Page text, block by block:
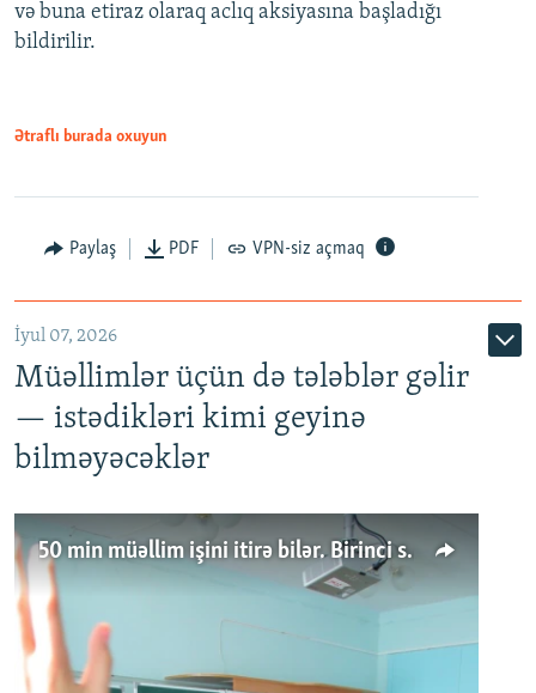
1080p
və buna etiraz olaraq aclıq aksiyasına başladığı
bildirilir.
Ətraflı burada oxuyun
Paylaş PDF VPN-siz açmaq
İyul 07, 2026
Müəllimlər üçün də tələblər gəlir
— istədikləri kimi geyinə
bilməyəcəklər
50 min müəllim işini itirə bilər. Birinci sinfə gedənlər azalır